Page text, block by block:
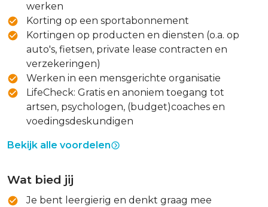
werken
Korting op een sportabonnement
Kortingen op producten en diensten (o.a. op
auto's, fietsen, private lease contracten en
verzekeringen)
Werken in een mensgerichte organisatie
LifeCheck: Gratis en anoniem toegang tot
artsen, psychologen, (budget)coaches en
voedingsdeskundigen
Bekijk alle voordelen
Wat bied jij
Je bent leergierig en denkt graag mee